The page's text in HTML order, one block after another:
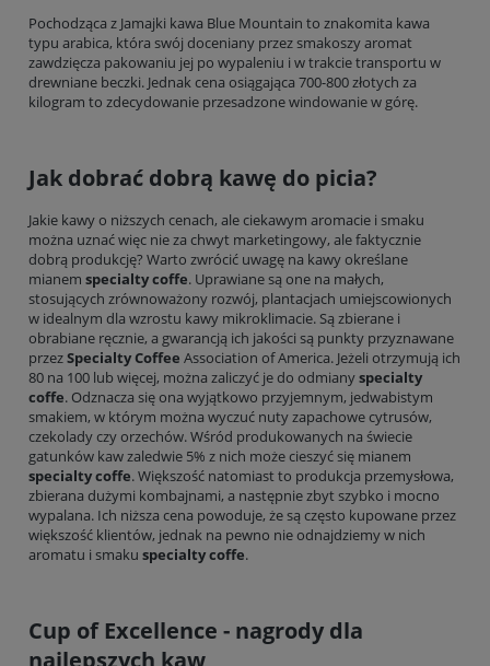
Pochodząca z Jamajki kawa Blue Mountain to znakomita kawa
typu arabica, która swój doceniany przez smakoszy aromat
zawdzięcza pakowaniu jej po wypaleniu i w trakcie transportu w
drewniane beczki. Jednak cena osiągająca 700-800 złotych za
kilogram to zdecydowanie przesadzone windowanie w górę.
Jak dobrać dobrą kawę do picia?
Jakie kawy o niższych cenach, ale ciekawym aromacie i smaku
można uznać więc nie za chwyt marketingowy, ale faktycznie
dobrą produkcję? Warto zwrócić uwagę na kawy określane
mianem specialty coffe. Uprawiane są one na małych,
stosujących zrównoważony rozwój, plantacjach umiejscowionych
w idealnym dla wzrostu kawy mikroklimacie. Są zbierane i
obrabiane ręcznie, a gwarancją ich jakości są punkty przyznawane
przezSpecialty Coffee Association of America. Jeżeli otrzymują ich
80 na 100 lub więcej, można zaliczyć je do odmianyspecialty
coffe. Odznacza się ona wyjątkowo przyjemnym, jedwabistym
smakiem, w którym można wyczuć nuty zapachowe cytrusów,
czekolady czy orzechów. Wśród produkowanych na świecie
gatunków kaw zaledwie 5% z nich może cieszyć się mianem
specialty coffe. Większość natomiast to produkcja przemysłowa,
zbierana dużymi kombajnami, a następnie zbyt szybko i mocno
wypalana. Ich niższa cena powoduje, że są często kupowane przez
większość klientów, jednak na pewno nie odnajdziemy w nich
aromatu i smaku specialty coffe.
Cup of Excellence - nagrody dla
najlepszych kaw